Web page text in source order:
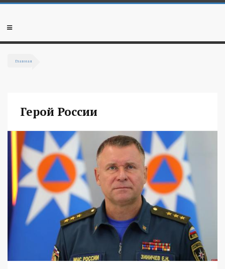
Перейти к основному содержанию
Мобильное
Главная
Герой России